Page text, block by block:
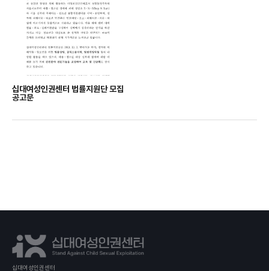
십대여성인권센터 법률지원단 모집
공고문
십대여성인권센터